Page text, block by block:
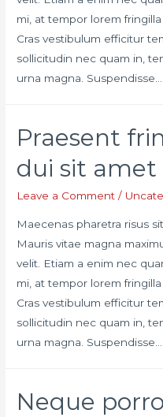
mi, at tempor lorem
Cras vestibulum efficitur
sollicitudin nec quam in,
urna magna. Suspendisse…
Praesent
dui sit amet
Leave a Comment /
Maecenas pharetra risus
Mauris vitae magna
velit. Etiam a enim nec
mi, at tempor lorem
Cras vestibulum efficitur
sollicitudin nec quam in,
urna magna. Suspendisse…
Neque